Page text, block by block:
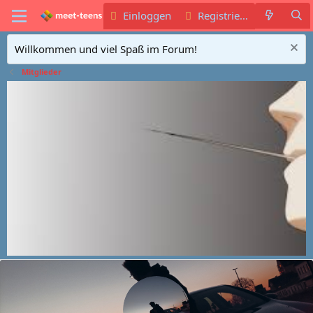
Einloggen Registrieren
Willkommen und viel Spaß im Forum!
Mitglieder